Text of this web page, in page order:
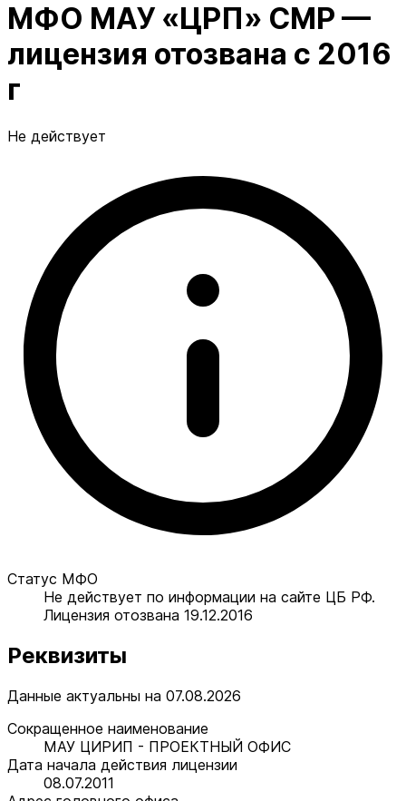
МФО МАУ «ЦРП» СМР —
лицензия отозвана с 2016
г
Не действует
Статус МФО
Не действует по информации на сайте ЦБ РФ.
Лицензия отозвана 19.12.2016
Реквизиты
Данные актуальны на 07.08.2026
Сокращенное наименование
МАУ ЦИРИП - ПРОЕКТНЫЙ ОФИС
Дата начала действия лицензии
08.07.2011